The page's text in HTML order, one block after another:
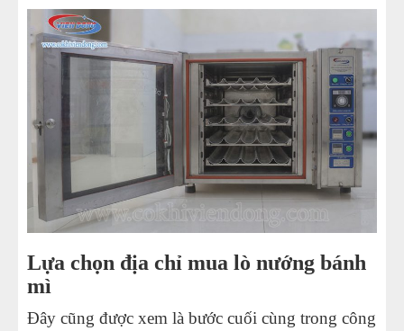
Lựa chọn địa chỉ mua lò nướng bánh
mì
Đây cũng được xem là bước cuối cùng trong công